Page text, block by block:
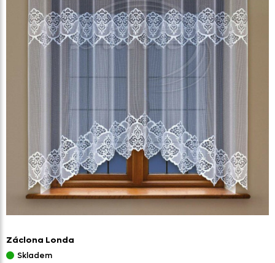
Záclona Londa
Skladem